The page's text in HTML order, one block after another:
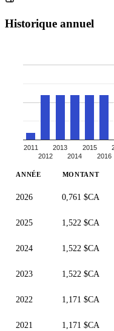
Historique annuel
2011
2012
2013
2014
2015
2016
ANNÉE MONTANT
2026 0,761 $CA
2025 1,522 $CA
2024 1,522 $CA
2023 1,522 $CA
2022 1,171 $CA
2021 1,171 $CA